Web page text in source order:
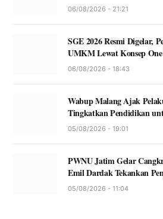
06/08/2026 - 21:21
SGE 2026 Resmi Digelar,
UMKM Lewat Konsep
06/08/2026 - 18:43
Wabup Malang Ajak
Tingkatkan Pendidikan
05/08/2026 - 19:01
PWNU Jatim Gelar
Emil Dardak Tekankan
05/08/2026 - 11:04